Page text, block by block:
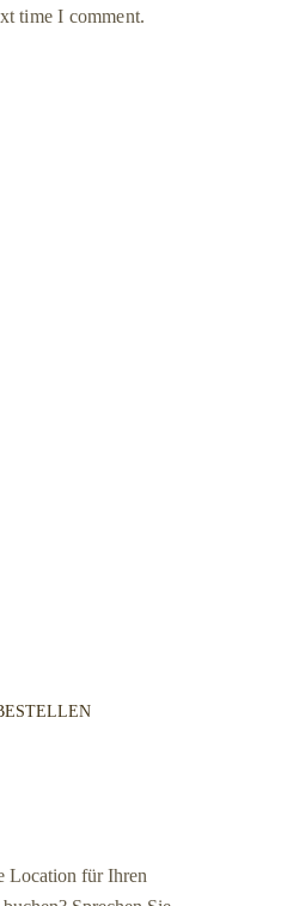
time I comment.
Location für Ihren